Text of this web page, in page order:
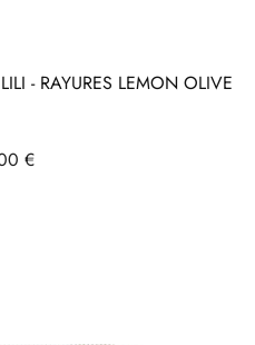
- RAYURES LEMON OLIVE
€